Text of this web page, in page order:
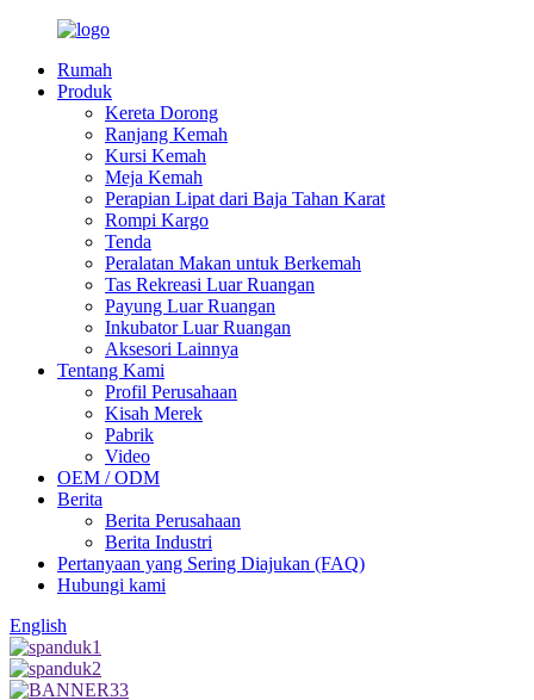
Rumah
Produk
Kereta Dorong
Ranjang Kemah
Kursi Kemah
Meja Kemah
Perapian Lipat dari Baja Tahan Karat
Rompi Kargo
Tenda
Peralatan Makan untuk Berkemah
Tas Rekreasi Luar Ruangan
Payung Luar Ruangan
Inkubator Luar Ruangan
Aksesori Lainnya
Tentang Kami
Profil Perusahaan
Kisah Merek
Pabrik
Video
OEM / ODM
Berita
Berita Perusahaan
Berita Industri
Pertanyaan yang Sering Diajukan (FAQ)
Hubungi kami
English